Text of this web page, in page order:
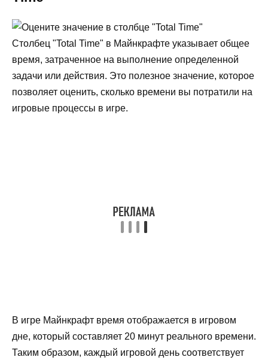
Столбец "Total Time" в Майнкрафте указывает общее
время, затраченное на выполнение определенной
задачи или действия. Это полезное значение, которое
позволяет оценить, сколько времени вы потратили на
игровые процессы в игре.
В игре Майнкрафт время отображается в игровом
дне, который составляет 20 минут реального времени.
Таким образом, каждый игровой день соответствует